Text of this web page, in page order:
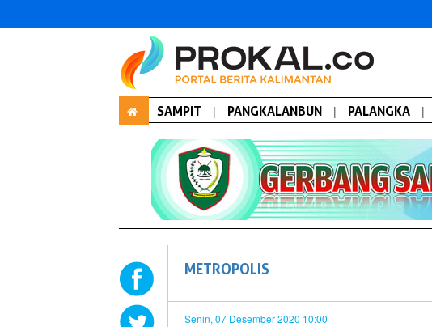
SAMPIT | PANGKALANBUN | PALANGKA |
METROPOLIS
Senin, 07 Desember 2020 10:00